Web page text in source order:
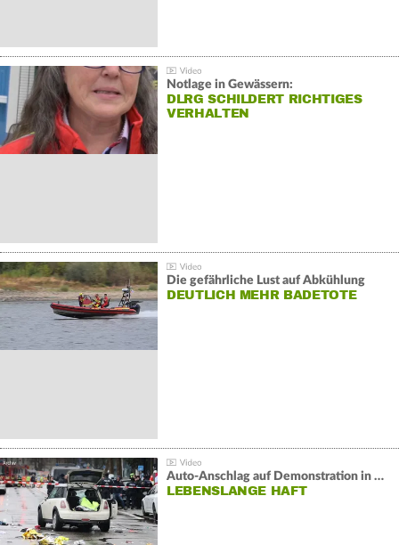
Notlage in Gewässern:
DLRG SCHILDERT RICHTIGES
VERHALTEN
Die gefährliche Lust auf Abkühlung
DEUTLICH MEHR BADETOTE
Auto-Anschlag auf Demonstration in München:
LEBENSLANGE HAFT